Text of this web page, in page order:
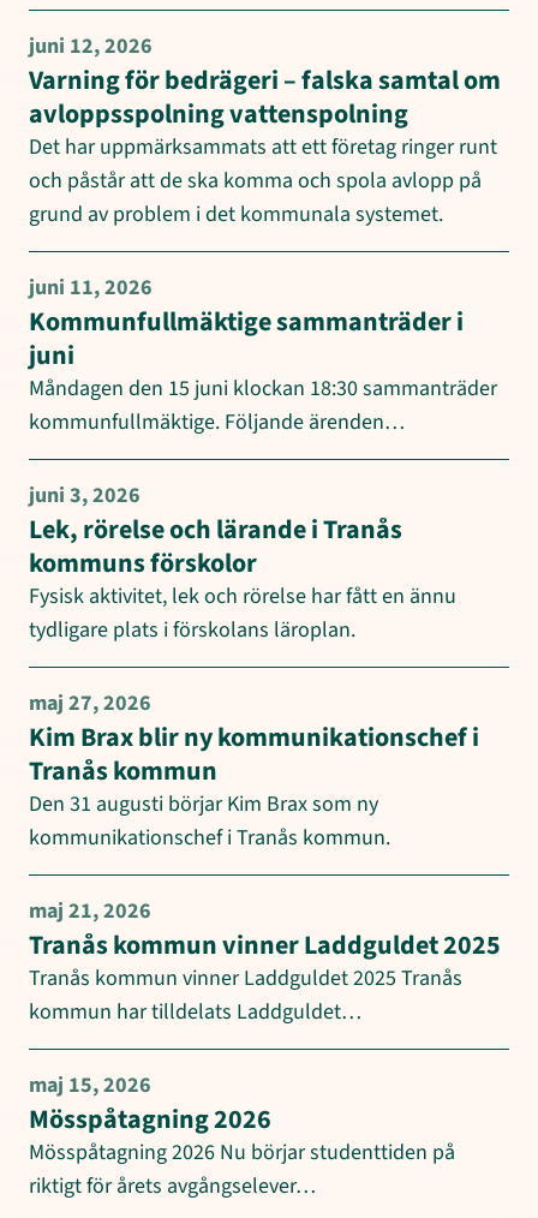
juni 12, 2026
Varning för bedrägeri – falska samtal om
avloppsspolning vattenspolning
Det har uppmärksammats att ett företag ringer runt
och påstår att de ska komma och spola avlopp på
grund av problem i det kommunala systemet.
juni 11, 2026
Kommunfullmäktige sammanträder i
juni
Måndagen den 15 juni klockan 18:30 sammanträder
kommunfullmäktige. Följande ärenden…
juni 3, 2026
Lek, rörelse och lärande i Tranås
kommuns förskolor
Fysisk aktivitet, lek och rörelse har fått en ännu
tydligare plats i förskolans läroplan.
maj 27, 2026
Kim Brax blir ny kommunikationschef i
Tranås kommun
Den 31 augusti börjar Kim Brax som ny
kommunikationschef i Tranås kommun.
maj 21, 2026
Tranås kommun vinner Laddguldet 2025
Tranås kommun vinner Laddguldet 2025 Tranås
kommun har tilldelats Laddguldet…
maj 15, 2026
Mösspåtagning 2026
Mösspåtagning 2026 Nu börjar studenttiden på
riktigt för årets avgångselever…